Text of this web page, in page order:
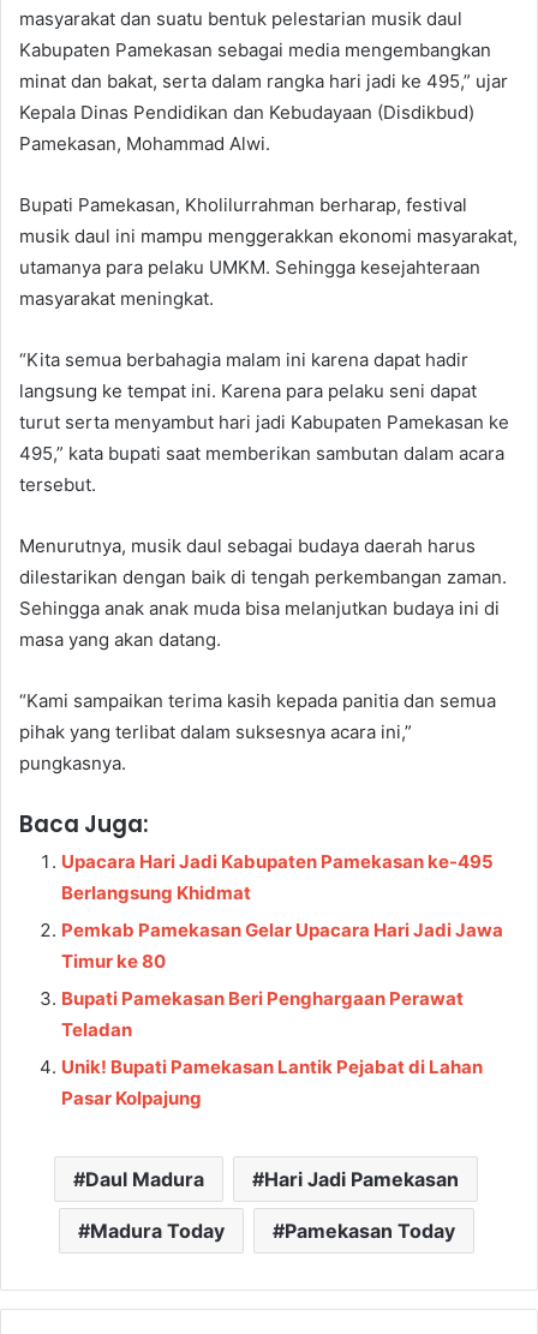
masyarakat dan suatu bentuk pelestarian musik daul
Kabupaten Pamekasan sebagai media mengembangkan
minat dan bakat, serta dalam rangka hari jadi ke 495,” ujar
Kepala Dinas Pendidikan dan Kebudayaan (Disdikbud)
Pamekasan, Mohammad Alwi.
Bupati Pamekasan, Kholilurrahman berharap, festival
musik daul ini mampu menggerakkan ekonomi masyarakat,
utamanya para pelaku UMKM. Sehingga kesejahteraan
masyarakat meningkat.
“Kita semua berbahagia malam ini karena dapat hadir
langsung ke tempat ini. Karena para pelaku seni dapat
turut serta menyambut hari jadi Kabupaten Pamekasan ke
495,” kata bupati saat memberikan sambutan dalam acara
tersebut.
Menurutnya, musik daul sebagai budaya daerah harus
dilestarikan dengan baik di tengah perkembangan zaman.
Sehingga anak anak muda bisa melanjutkan budaya ini di
masa yang akan datang.
“Kami sampaikan terima kasih kepada panitia dan semua
pihak yang terlibat dalam suksesnya acara ini,”
pungkasnya.
Baca Juga:
Upacara Hari Jadi Kabupaten Pamekasan ke-495
Berlangsung Khidmat
Pemkab Pamekasan Gelar Upacara Hari Jadi Jawa
Timur ke 80
Bupati Pamekasan Beri Penghargaan Perawat
Teladan
Unik! Bupati Pamekasan Lantik Pejabat di Lahan
Pasar Kolpajung
Daul Madura Hari Jadi Pamekasan
Madura Today Pamekasan Today